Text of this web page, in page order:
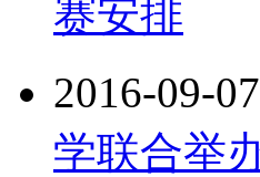
赛安排
2016-09-07
学联合举